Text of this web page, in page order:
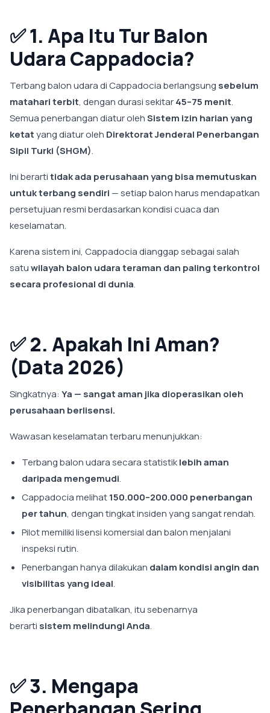
✅1. Apa Itu Tur Balon
Udara Cappadocia?
Terbang balon udara di Cappadocia berlangsung sebelum
matahari terbit, dengan durasi sekitar45–75 menit.
Semua penerbangan diatur olehSistem izin harian yang
ketatyang diatur oleh Direktorat Jenderal Penerbangan
Sipil Turki (SHGM).
Ini berartitidak ada perusahaan yang bisa memutuskan
untuk terbang sendiri — setiap balon harus mendapatkan
persetujuan resmi berdasarkan kondisi cuaca dan
keselamatan.
Karena sistem ini, Cappadocia dianggap sebagai salah
satuwilayah balon udara teraman dan paling terkontrol
secara profesional di dunia.
✅2. Apakah Ini Aman?
(Data 2026)
Singkatnya: Ya — sangat aman jika dioperasikan oleh
perusahaan berlisensi.
Wawasan keselamatan terbaru menunjukkan:
Terbang balon udara secara statistiklebih aman
daripada mengemudi.
Cappadocia melihat150.000–200.000 penerbangan
per tahun, dengan tingkat insiden yang sangat rendah.
Pilot memiliki lisensi komersial dan balon menjalani
inspeksi rutin.
Penerbangan hanya dilakukan dalam kondisi angin dan
visibilitas yang ideal.
Jika penerbangan dibatalkan, itu sebenarnya
berarti sistem melindungi Anda.
✅3. Mengapa